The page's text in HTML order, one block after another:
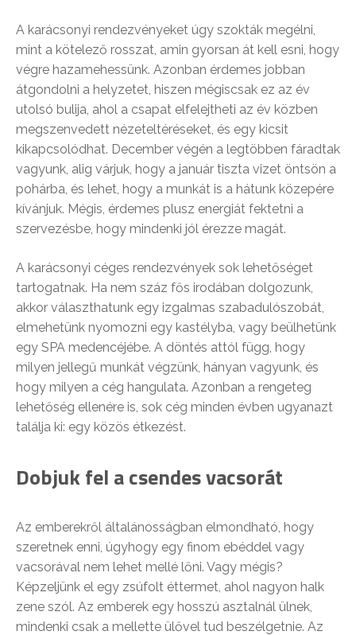
A karácsonyi rendezvényeket úgy szokták megélni,
mint a kötelező rosszat, amin gyorsan át kell esni, hogy
végre hazamehessünk. Azonban érdemes jobban
átgondolni a helyzetet, hiszen mégiscsak ez az év
utolsó bulija, ahol a csapat elfelejtheti az év közben
megszenvedett nézeteltéréseket, és egy kicsit
kikapcsolódhat. December végén a legtöbben fáradtak
vagyunk, alig várjuk, hogy a január tiszta vizet öntsön a
pohárba, és lehet, hogy a munkát is a hátunk közepére
kívánjuk. Mégis, érdemes plusz energiát fektetni a
szervezésbe, hogy mindenki jól érezze magát.
A karácsonyi céges rendezvények sok lehetőséget
tartogatnak. Ha nem száz fős irodában dolgozunk,
akkor választhatunk egy izgalmas szabadulószobát,
elmehetünk nyomozni egy kastélyba, vagy beülhetünk
egy SPA medencéjébe. A döntés attól függ, hogy
milyen jellegű munkát végzünk, hányan vagyunk, és
hogy milyen a cég hangulata. Azonban a rengeteg
lehetőség ellenére is, sok cég minden évben ugyanazt
találja ki: egy közös étkezést.
Dobjuk fel a csendes vacsorát
Az emberekről általánosságban elmondható, hogy
szeretnek enni, úgyhogy egy finom ebéddel vagy
vacsorával nem lehet mellé lőni. Vagy mégis?
Képzeljünk el egy zsúfolt éttermet, ahol nagyon halk
zene szól. Az emberek egy hosszú asztalnál ülnek,
mindenki csak a mellette ülővel tud beszélgetnie. Az